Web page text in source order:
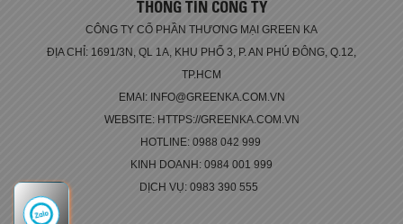
THÔNG TIN CÔNG TY
CÔNG TY CỔ PHẦN THƯƠNG MẠI GREEN KA
ĐỊA CHỈ: 1691/3N, QL 1A, KHU PHỐ 3, P. AN PHÚ ĐÔNG, Q.12,
TP.HCM
EMAI: INFO@GREENKA.COM.VN
WEBSITE: HTTPS://GREENKA.COM.VN
HOTLINE: 0988 042 999
KINH DOANH: 0984 001 999
DỊCH VỤ: 0983 390 555